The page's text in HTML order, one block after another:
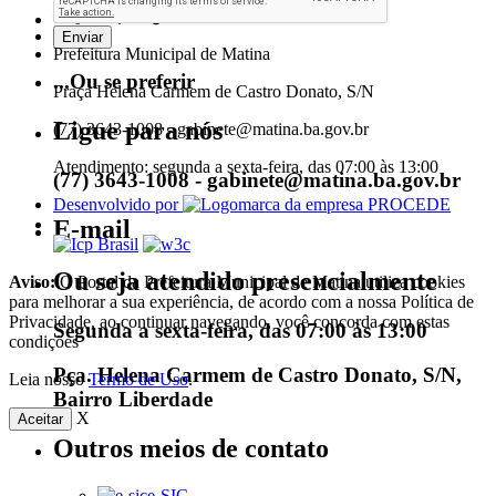
...Ou se preferir
Ligue para nós
(77) 3643-1008 - gabinete@matina.ba.gov.br
E-mail
Ou seja atendido presencialmente
Segunda a sexta-feira, das 07:00 às 13:00
Pça. Helena Carmem de Castro Donato, S/N,
Bairro Liberdade
Outros meios de contato
Prefeitura Municipal de Matina
Praça Helena Carmem de Castro Donato, S/N
(77) 3643-1008 - gabinete@matina.ba.gov.br
Atendimento: segunda a sexta-feira, das 07:00 às 13:00
Desenvolvido por
Aviso:O Portal da Prefeitura Municipal de Matina utiliza cookies
para melhorar a sua experiência, de acordo com a nossa Política de
Privacidade, ao continuar navegando, você concorda com estas
condições
Leia nossoTermo de Uso.
Aceitar X